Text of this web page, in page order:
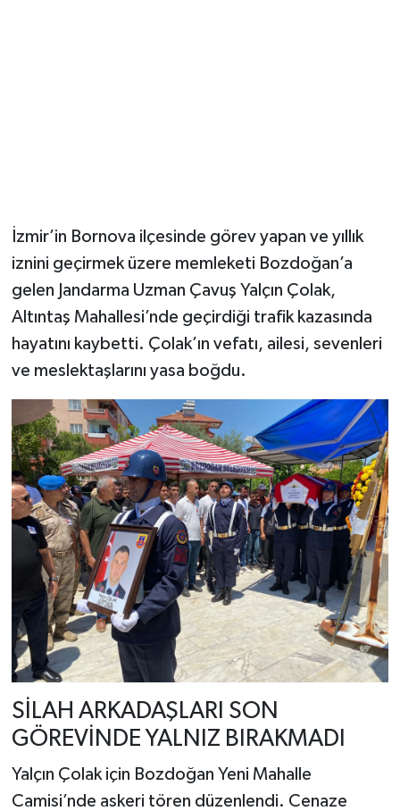
İzmir’in Bornova ilçesinde görev yapan ve yıllık
iznini geçirmek üzere memleketi Bozdoğan’a
gelen Jandarma Uzman Çavuş Yalçın Çolak,
Altıntaş Mahallesi’nde geçirdiği trafik kazasında
hayatını kaybetti. Çolak’ın vefatı, ailesi, sevenleri
ve meslektaşlarını yasa boğdu.
SİLAH ARKADAŞLARI SON
GÖREVİNDE YALNIZ BIRAKMADI
Yalçın Çolak için Bozdoğan Yeni Mahalle
Camisi’nde askeri tören düzenlendi. Cenaze